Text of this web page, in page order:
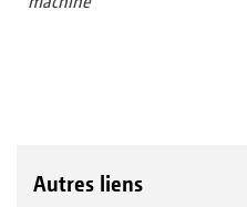
Autres liens